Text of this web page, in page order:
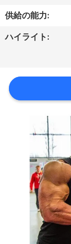
工
場
行
供給の能力:
ハイライト: